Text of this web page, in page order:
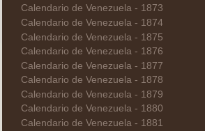
Calendario de Venezuela - 1873
Calendario de Venezuela - 1874
Calendario de Venezuela - 1875
Calendario de Venezuela - 1876
Calendario de Venezuela - 1877
Calendario de Venezuela - 1878
Calendario de Venezuela - 1879
Calendario de Venezuela - 1880
Calendario de Venezuela - 1881